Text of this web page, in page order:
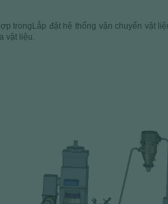
trongLắp đặt hệ thống vận chuyển vật
vật liệu.
Implantation vanne manchon